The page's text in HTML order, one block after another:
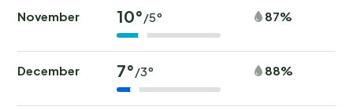
Koken/Wonen - broodrooster - vaatwasser - open
haard Entertainment - televisie: tv
Buiten
November 10° /5° 87%
December 7° /3° 88%